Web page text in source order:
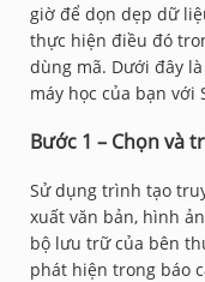
giờ để dọn dẹp dữ
thực hiện điều đó
dùng mã. Dưới đây
máy học của bạn với
Bước 1 – Chọn và
Sử dụng trình tạo
xuất văn bản, hình
bộ lưu trữ của bên
phát hiện trong báo